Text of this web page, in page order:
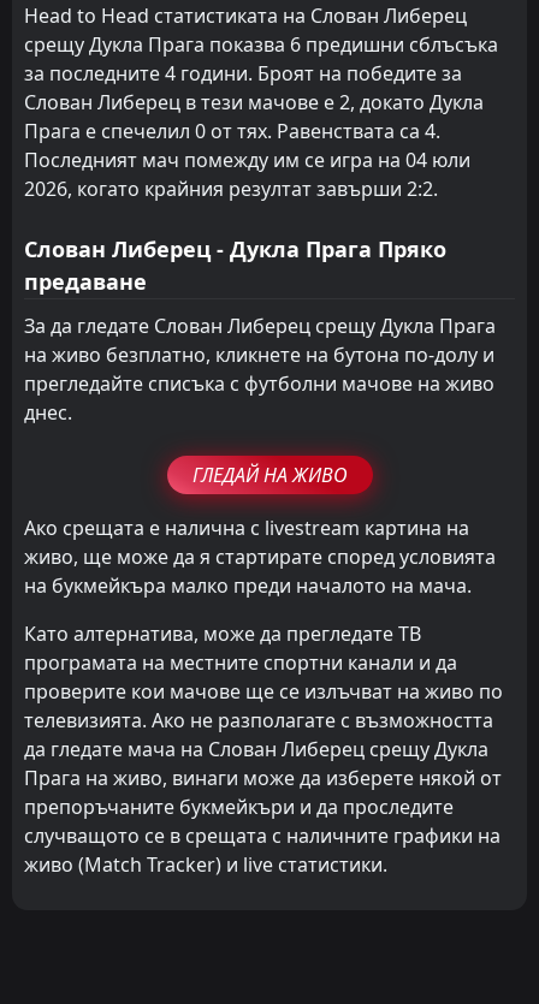
FT
10:00
27Mar
Vlašim
Дукла Прага
0
1
Head to Head статистиката на Слован Либерец
срещу Дукла Прага показва 6 предишни сблъсъка
за последните 4 години. Броят на победите за
Слован Либерец в тези мачове е 2, докато Дукла
Прага е спечелил 0 от тях. Равенствата са 4.
Последният мач помежду им се игра на 04 юли
2026, когато крайния резултат завърши 2:2.
Слован Либерец - Дукла Прага Пряко
предаване
За да гледате Слован Либерец срещу Дукла Прага
на живо безплатно, кликнете на бутона по-долу и
прегледайте списъка с футболни мачове на живо
днес.
ГЛЕДАЙ НА ЖИВО
Ако срещата е налична с livestream картина на
живо, ще може да я стартирате според условията
на букмейкъра малко преди началото на мача.
Като алтернатива, може да прегледате ТВ
програмата на местните спортни канали и да
проверите кои мачове ще се излъчват на живо по
телевизията. Ако не разполагате с възможността
да гледате мача на Слован Либерец срещу Дукла
Прага на живо, винаги може да изберете някой от
препоръчаните букмейкъри и да проследите
случващото се в срещата с наличните графики на
живо (Match Tracker) и live статистики.